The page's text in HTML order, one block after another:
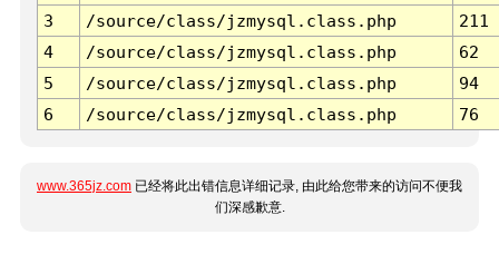
3 /source/class/jzmysql.class.php
211
4
/source/class/jzmysql.class.php
62
5
/source/class/jzmysql.class.php
94
6
/source/class/jzmysql.class.php 76
www.365jz.com 已经将此出错信息详细记录, 由此给您带来的访问不便我
们深感歉意.